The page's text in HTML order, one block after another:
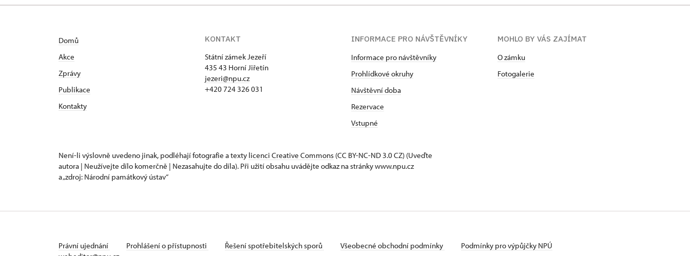
Domů
Akce
Zprávy
Publikace
Kontakty
KONTAKT
Státní zámek Jezeří
435 43 Horní Jiřetín
jezeri@npu.cz
+420 724 326 031
INFORMACE PRO NÁVŠTĚVNÍKY
Informace pro návštěvníky
Prohlídkové okruhy
Návštěvní doba
Rezervace
Vstupné
MOHLO BY VÁS ZAJÍMAT
O zámku
Fotogalerie
Není-li výslovně uvedeno jinak, podléhají fotografie a texty licenci Creative Commons (CC BY-NC-ND 3.0 CZ) (Uveďte
autora | Neužívejte dílo komerčně | Nezasahujte do díla). Při užití obsahu uvádějte odkaz na stránky www.npu.cz
a „zdroj: Národní památkový ústav“
Právní ujednání Prohlášení o přístupnosti Řešení spotřebitelských sporů Všeobecné obchodní podmínky
Podmínky pro výpůjčky NPÚ